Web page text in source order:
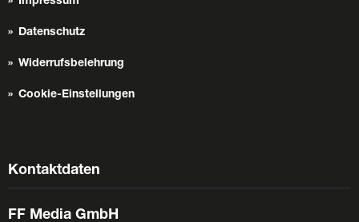
Datenschutz
Widerrufsbelehrung
Cookie-Einstellungen
Kontaktdaten
FF Media GmbH